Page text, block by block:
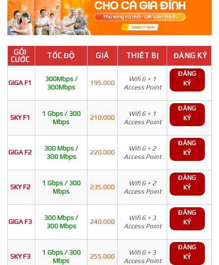
GÓI
CƯỚC
TỐC ĐỘ GIÁ THIẾT BỊ ĐĂNG KÝ
GIGA F1
300Mbps /
300Mbps
195.000
Wifi 6 + 1
Access Point
ĐĂNG
KÝ
SKY F1
1 Gbps / 300
Mbps
210.000
Wifi 6 + 1
Access Point
ĐĂNG
KÝ
GIGA F2
300 Mbps /
300 Mbps
220.000
Wifi 6 + 2
Access Point
ĐĂNG
KÝ
SKY F2
1 Gbps / 300
Mbps
235.000
Wifi 6 + 2
Access Point
ĐĂNG
KÝ
GIGA F3
300 Mbps /
300 Mbps
240.000
Wifi 6 + 3
Access Point
ĐĂNG
KÝ
SKY F3
1 Gbps / 300
Mbps
255.000
Wifi 6 + 3
Access Point
ĐĂNG
KÝ